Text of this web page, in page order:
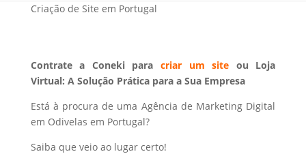
Criação de Site em Portugal
Contrate a Coneki para criar um site ou Loja
Virtual: A Solução Prática para a Sua Empresa
Está à procura de uma Agência de Marketing Digital
em Odivelas em Portugal?
Saiba que veio ao lugar certo!